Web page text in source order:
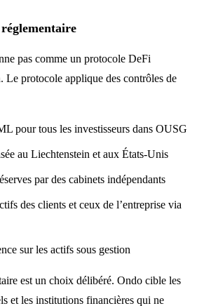
pas comme un protocole DeFi
Le protocole applique des contrôles de
pour tous les investisseurs dans OUSG
au Liechtenstein et aux États-Unis
par des cabinets indépendants
des clients et ceux de l’entreprise via
sur les actifs sous gestion
est un choix délibéré. Ondo cible les
et les institutions financières qui ne